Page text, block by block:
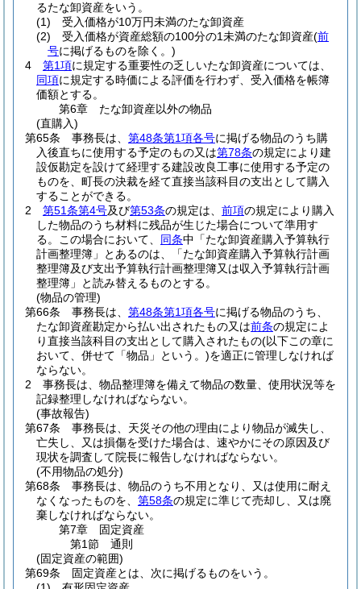
るたな卸資産をいう。
(1)
受入価格が10万円未満のたな卸資産
(2)
受入価格が資産総額の100分の1未満のたな卸資産(前
号に掲げるものを除く。)
4
第1項に規定する重要性の乏しいたな卸資産については、
同項に規定する時価による評価を行わず、受入価格を帳簿
価額とする。
第6章
たな卸資産以外の物品
(直購入)
第65条
事務長は、 第48条第1項各号に掲げる物品のうち購
入後直ちに使用する予定のもの又は第78条の規定により建
設仮勘定を設けて経理する建設改良工事に使用する予定の
ものを、町長の決裁を経て直接当該科目の支出として購入
することができる。
2
第51条第4号及び第53条の規定は、 前項の規定により購入
した物品のうち材料に残品が生じた場合について準用す
る。
この場合において、 同条中「たな卸資産購入予算執行
計画整理簿」とあるのは、「たな卸資産購入予算執行計画
整理簿及び支出予算執行計画整理簿又は収入予算執行計画
整理簿」と読み替えるものとする。
(物品の管理)
第66条
事務長は、 第48条第1項各号に掲げる物品のうち、
たな卸資産勘定から払い出されたもの又は前条の規定によ
り直接当該科目の支出として購入されたもの(以下この章に
おいて、併せて「物品」という。)を適正に管理しなければ
ならない。
2
事務長は、物品整理簿を備えて物品の数量、使用状況等を
記録整理しなければならない。
(事故報告)
第67条
事務長は、天災その他の理由により物品が滅失し、
亡失し、又は損傷を受けた場合は、速やかにその原因及び
現状を調査して院長に報告しなければならない。
(不用物品の処分)
第68条
事務長は、物品のうち不用となり、又は使用に耐え
なくなったものを、 第58条の規定に準じて売却し、又は廃
棄しなければならない。
第7章
固定資産
第1節
通則
(固定資産の範囲)
第69条
固定資産とは、次に掲げるものをいう。